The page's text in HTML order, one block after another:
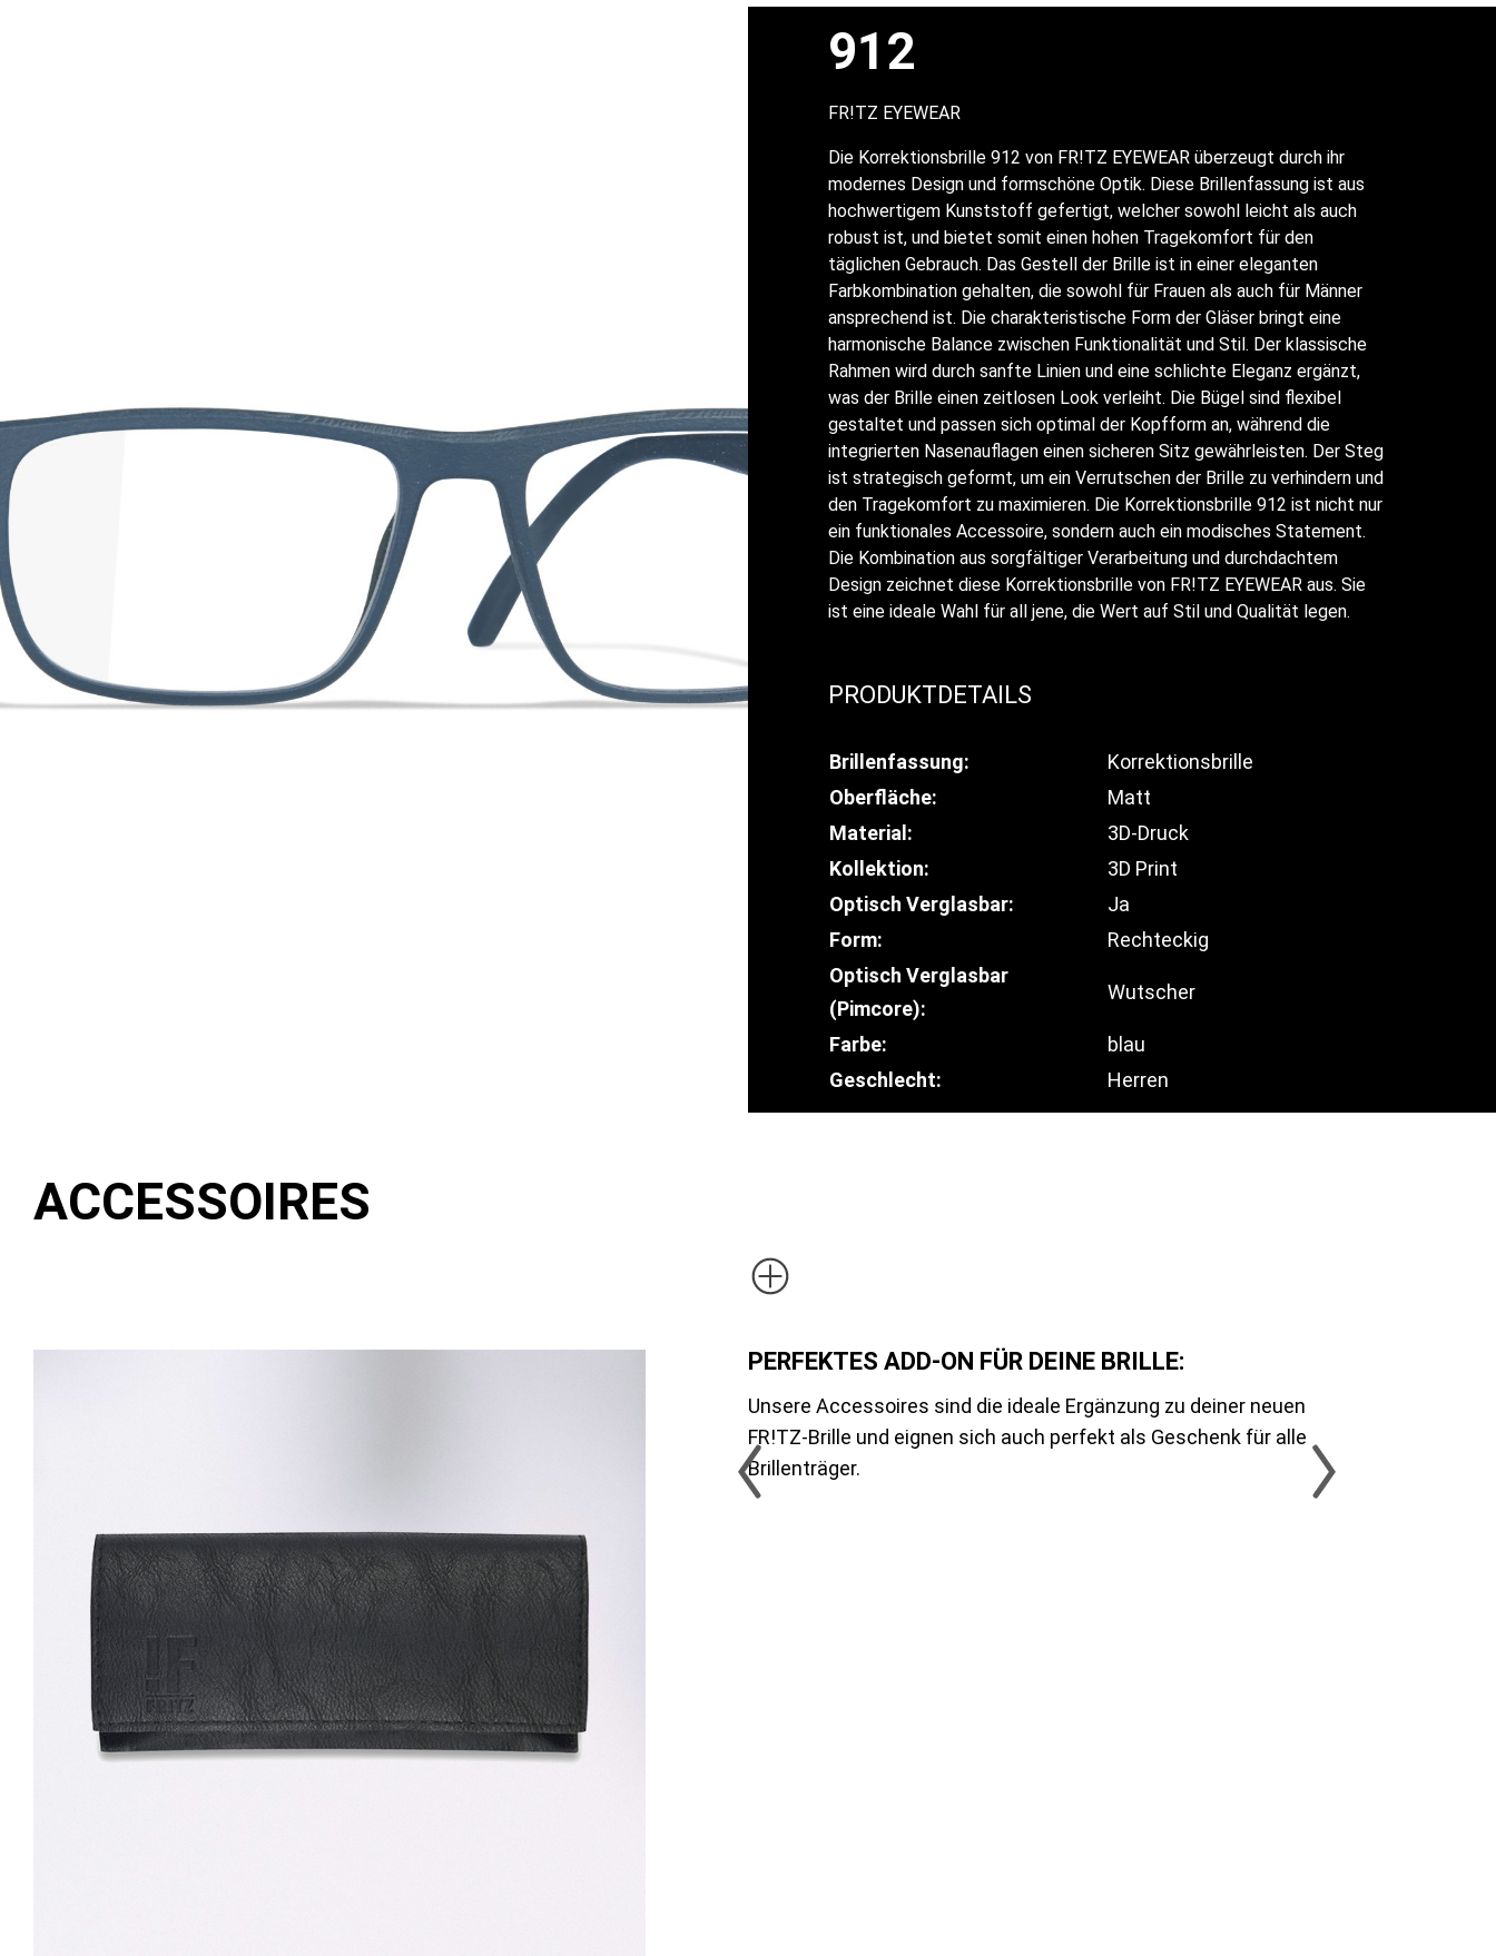
912
FR!TZ EYEWEAR
Die Korrektionsbrille 912 von FR!TZ EYEWEAR überzeugt durch ihr
modernes Design und formschöne Optik. Diese Brillenfassung ist aus
hochwertigem Kunststoff gefertigt, welcher sowohl leicht als auch
robust ist, und bietet somit einen hohen Tragekomfort für den
täglichen Gebrauch. Das Gestell der Brille ist in einer eleganten
Farbkombination gehalten, die sowohl für Frauen als auch für Männer
ansprechend ist. Die charakteristische Form der Gläser bringt eine
harmonische Balance zwischen Funktionalität und Stil. Der klassische
Rahmen wird durch sanfte Linien und eine schlichte Eleganz ergänzt,
was der Brille einen zeitlosen Look verleiht. Die Bügel sind flexibel
gestaltet und passen sich optimal der Kopfform an, während die
integrierten Nasenauflagen einen sicheren Sitz gewährleisten. Der Steg
ist strategisch geformt, um ein Verrutschen der Brille zu verhindern und
den Tragekomfort zu maximieren. Die Korrektionsbrille 912 ist nicht nur
ein funktionales Accessoire, sondern auch ein modisches Statement.
Die Kombination aus sorgfältiger Verarbeitung und durchdachtem
Design zeichnet diese Korrektionsbrille von FR!TZ EYEWEAR aus. Sie
ist eine ideale Wahl für all jene, die Wert auf Stil und Qualität legen.
PRODUKTDETAILS
Brillenfassung:
Korrektionsbrille
Oberfläche:
Matt
Material:
3D-Druck
Kollektion:
3D Print
Optisch Verglasbar:
Ja
Form:
Rechteckig
Optisch Verglasbar
(Pimcore):
Wutscher
Farbe:
blau
Geschlecht:
Herren
ACCESSOIRES
PERFEKTES ADD-ON FÜR DEINE BRILLE:
Unsere Accessoires sind die ideale Ergänzung zu deiner neuen
FR!TZ-Brille und eignen sich auch perfekt als Geschenk für alle
Brillenträger.